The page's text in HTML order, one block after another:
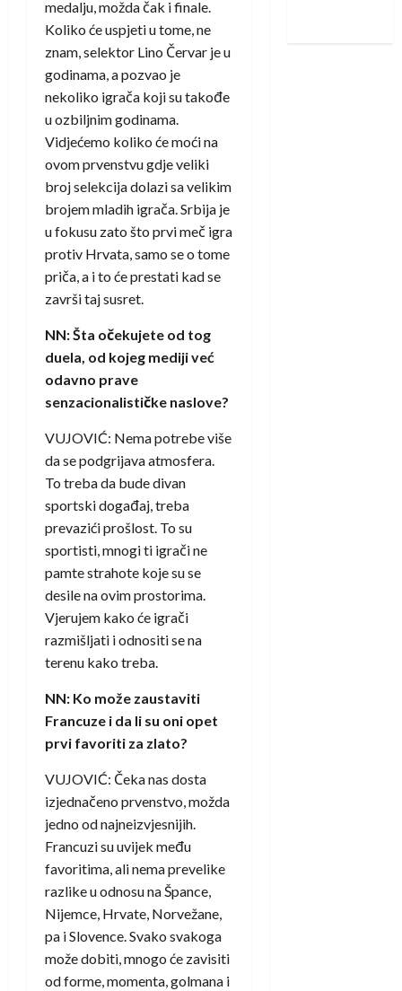
medalju, možda čak i finale.
Koliko će uspjeti u tome, ne
znam, selektor Lino Červar je u
godinama, a pozvao je
nekoliko igrača koji su takođe
u ozbiljnim godinama.
Vidjećemo koliko će moći na
ovom prvenstvu gdje veliki
broj selekcija dolazi sa velikim
brojem mladih igrača. Srbija je
u fokusu zato što prvi meč igra
protiv Hrvata, samo se o tome
priča, a i to će prestati kad se
završi taj susret.
NN: Šta očekujete od tog
duela, od kojeg mediji već
odavno prave
senzacionalističke naslove?
VUJOVIĆ: Nema potrebe više
da se podgrijava atmosfera.
To treba da bude divan
sportski događaj, treba
prevazići prošlost. To su
sportisti, mnogi ti igrači ne
pamte strahote koje su se
desile na ovim prostorima.
Vjerujem kako će igrači
razmišljati i odnositi se na
terenu kako treba.
NN: Ko može zaustaviti
Francuze i da li su oni opet
prvi favoriti za zlato?
VUJOVIĆ: Čeka nas dosta
izjednačeno prvenstvo, možda
jedno od najneizvjesnijih.
Francuzi su uvijek među
favoritima, ali nema prevelike
razlike u odnosu na Špance,
Nijemce, Hrvate, Norvežane,
pa i Slovence. Svako svakoga
može dobiti, mnogo će zavisiti
od forme, momenta, golmana i